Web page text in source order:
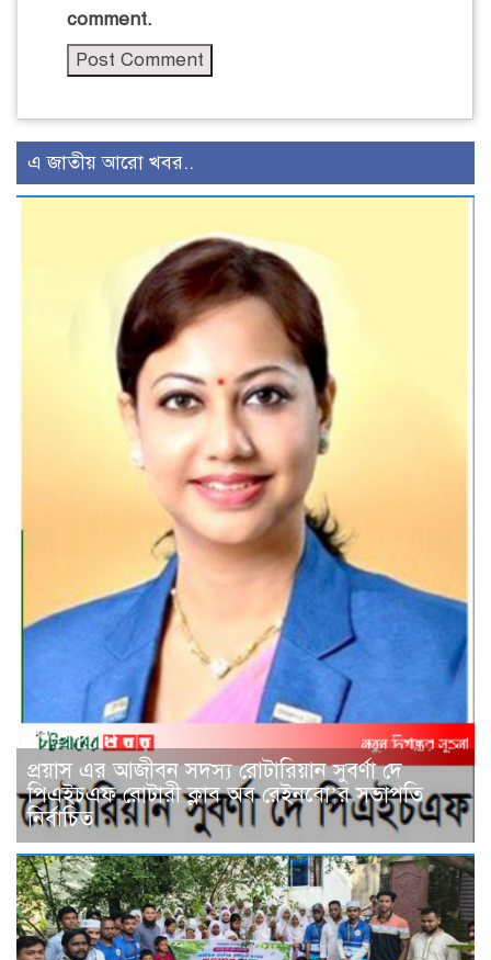
comment.
এ জাতীয় আরো খবর..
প্রয়াস এর আজীবন সদস্য রোটারিয়ান সুবর্ণা দে
পিএইচএফ রোটারী ক্লাব অব রেইনবো’র সভাপতি
নির্বাচিত